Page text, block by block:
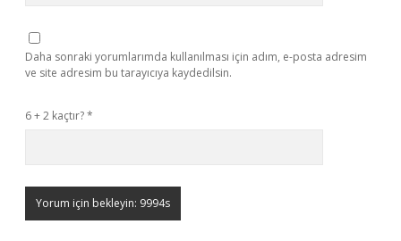
Daha sonraki yorumlarımda kullanılması için adım, e-posta adresim
ve site adresim bu tarayıcıya kaydedilsin.
6 + 2 kaçtır?*